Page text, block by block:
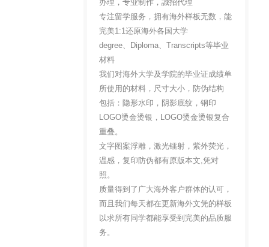
办理，专业制作，誠招代理
专注留学服务，拥有海外样板无数，能
完美1:1还原海外各国大学
degree、Diploma、Transcripts等毕业
材料
我们对海外大学及学院的毕业证成绩单
所使用的材料，尺寸大小，防伪结构
包括：隐形水印，阴影底纹，钢印
LOGO烫金烫银，LOGO烫金烫银复合
重叠。
文字图案浮雕，激光镭射，紫外荧光，
温感，复印防伪都有原版本文,凭对
照。
质量得到了广大海外客户群体的认可，
而且我们每天都在更新海外文凭的样板
以求所有同学都能享受到完美的品质服
务。